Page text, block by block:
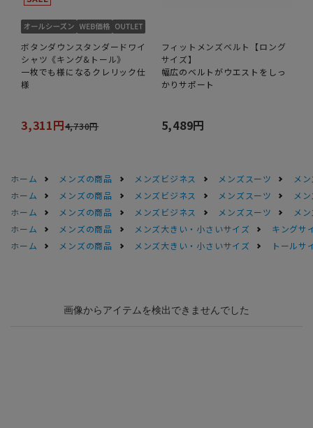
ボタンダウンスタンダードワイ
シャツ《キング&トール》
一枚でも様になるクレリック仕
様
3,311円4,730円
フィットメンズベルト【ロング
サイズ】
幅広のベルトがウエストをしっ
かりサポート
5,489円
ホーム メンズの商品 メンズビジネス メンズスーツ
メ
ホーム
メンズの商品 メンズビジネス メンズスーツ
メ
ホーム
メンズの商品 メンズビジネス メンズスーツ
メ
ホーム
メンズの商品 メンズ大きい・小さいサイズ
キングサ
ホーム
メンズの商品 メンズ大きい・小さいサイズ トールサ